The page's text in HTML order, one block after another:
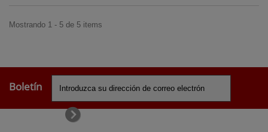
Mostrando 1 - 5 de 5 items
Boletín